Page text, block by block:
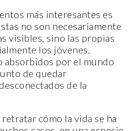
más interesantes es
no son necesariamente
visibles, sino las propias
los jóvenes,
absorbidos por el mundo
de quedar
de la
cómo la vida se ha